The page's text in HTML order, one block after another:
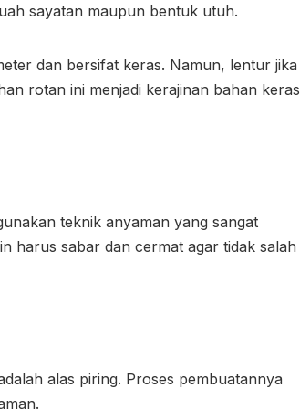
sayatan maupun bentuk utuh.
dan bersifat keras. Namun, lentur jika
rotan ini menjadi kerajinan bahan keras
teknik anyaman yang sangat
harus sabar dan cermat agar tidak salah
alas piring. Proses pembuatannya